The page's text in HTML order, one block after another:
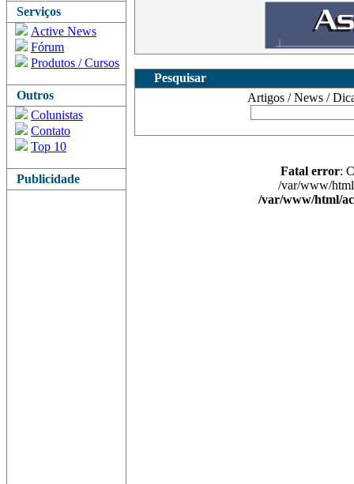
Serviços
Active News
Fórum
Produtos / Cursos
Outros
Colunistas
Contato
Top 10
Publicidade
Pesquisar
Artigos / News /
Fatal error:
/var/www/
/var/www/html/